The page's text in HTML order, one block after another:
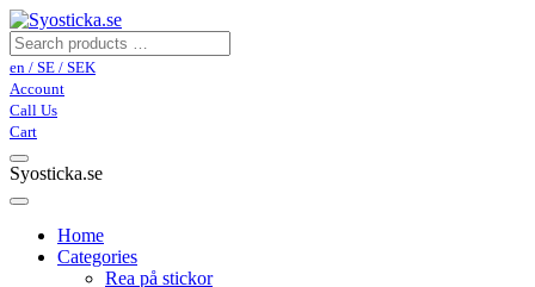
en / SE / SEK
Account
Call Us
Cart
Syosticka.se
Home
Categories
Rea på stickor